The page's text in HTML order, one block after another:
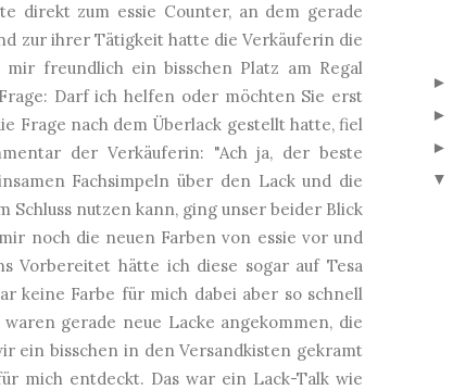
direkt zum essie Counter, an dem gerade
zur ihrer Tätigkeit hatte die Verkäuferin die
freundlich ein bisschen Platz am Regal
Darf ich helfen oder möchten Sie erst
Frage nach dem Überlack gestellt hatte, fiel
der Verkäuferin: "Ach ja, der beste
Fachsimpeln über den Lack und die
Schluss nutzen kann, ging unser beider Blick
noch die neuen Farben von essie vor und
Vorbereitet hätte ich diese sogar auf Tesa
keine Farbe für mich dabei aber so schnell
gerade neue Lacke angekommen, die
ein bisschen in den Versandkisten gekramt
mich entdeckt. Das war ein Lack-Talk wie
►
►
►
▼